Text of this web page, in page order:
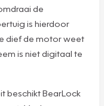
de
is hierdoor
dief de motor weet
is niet digitaal te
beschikt BearLock